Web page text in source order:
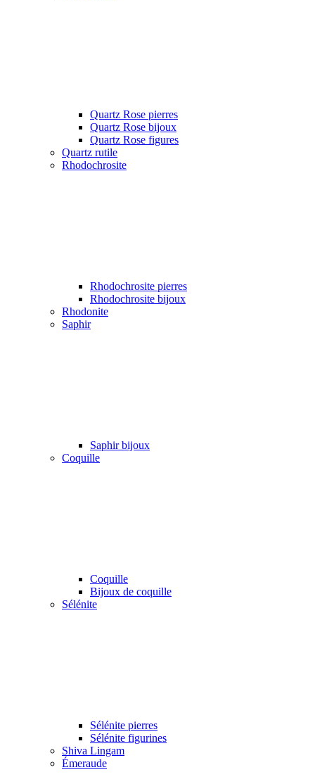
Quartz Rose pierres
Quartz Rose bijoux
Quartz Rose figures
Quartz rutile
Rhodochrosite
Rhodochrosite pierres
Rhodochrosite bijoux
Rhodonite
Saphir
Saphir bijoux
Coquille
Coquille
Bijoux de coquille
Sélénite
Sélénite pierres
Sélénite figurines
Shiva Lingam
Émeraude